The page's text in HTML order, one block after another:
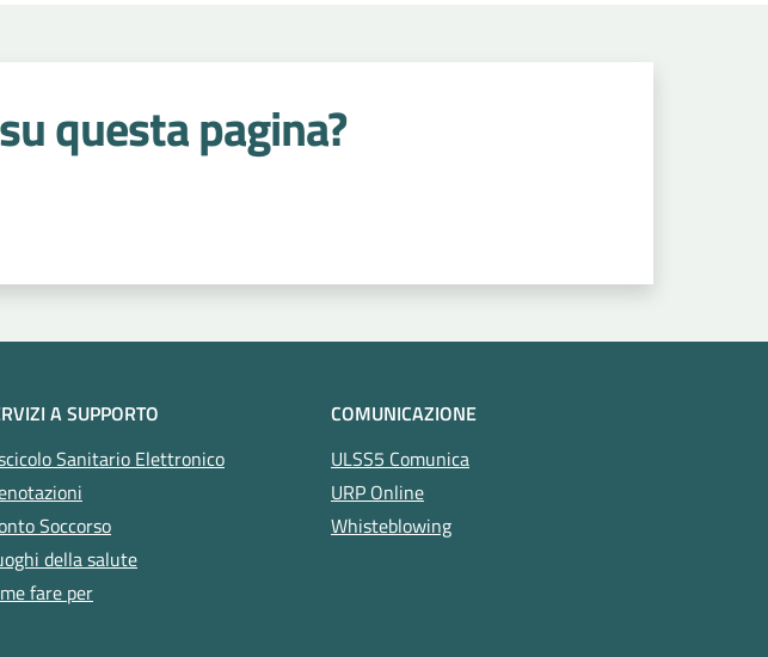
questa pagina?
A SUPPORTO
Sanitario Elettronico
Soccorso
della salute
fare per
COMUNICAZIONE
ULSS5 Comunica
URP Online
Whisteblowing